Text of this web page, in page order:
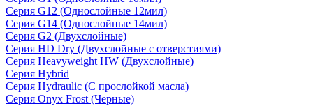
Серия G12 (Однослойные 12мил)
Серия G14 (Однослойные 14мил)
Серия G2 (Двухслойные)
Серия HD Dry (Двухслойные с отверстиями)
Серия Heavyweight HW (Двухслойные)
Серия Hybrid
Серия Hydraulic (С прослойкой масла)
Серия Onyx Frost (Черные)